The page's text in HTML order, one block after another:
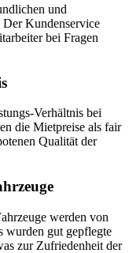
und
Kundenservice
bei Fragen
Verhältnis bei
die Mietpreise als fair
Qualität der
werden von
wurden gut gepflegte
zur Zufriedenheit der